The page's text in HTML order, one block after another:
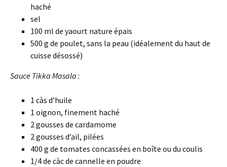
haché
sel
100 ml de yaourt nature épais
500 g de poulet, sans la peau (idéalement du haut de
cuisse désossé)
Sauce Tikka Masala :
1 càs d’huile
1 oignon, finement haché
2 gousses de cardamome
2 gousses d’ail, pilées
400 g de tomates concassées en boîte ou du coulis
1/4 de càc de cannelle en poudre